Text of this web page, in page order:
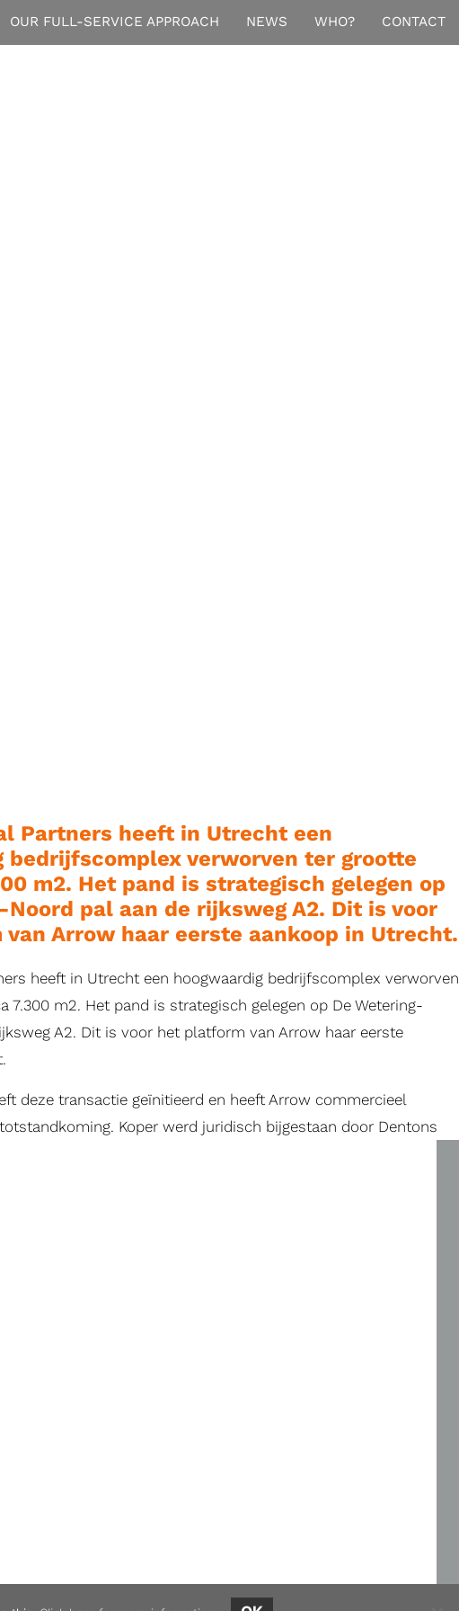
OUR FULL-SERVICE APPROACH NEWS WHO? CONTACT
Partners heeft in Utrecht een
bedrijfscomplex verworven ter grootte
m2. Het pand is strategisch gelegen op
Noord pal aan de rijksweg A2. Dit is voor
Arrow haar eerste aankoop in Utrecht.
heeft in Utrecht een hoogwaardig bedrijfscomplex verworven
7.300 m2. Het pand is strategisch gelegen op De Wetering-
A2. Dit is voor het platform van Arrow haar eerste
deze transactie geïnitieerd en heeft Arrow commercieel
Koper werd juridisch bijgestaan door Dentons